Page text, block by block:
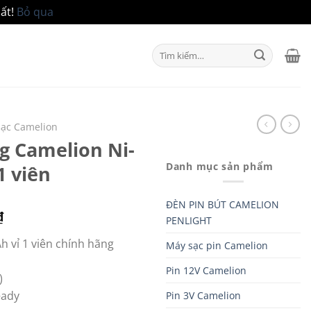
Bỏ qua
Tìm
kiếm:
Camelion
Camelion Ni-
viên
Giá
hiện
tại
vỉ 1 viên chính hãng
Danh mục sản phẩm
ĐÈN PIN BÚT CAMELION
PENLIGHT
Máy sạc pin Camelion
Pin 12V Camelion
Pin 3V Camelion